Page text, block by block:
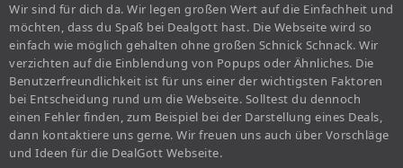
Wir sind für dich da. Wir legen großen Wert auf die Einfachheit und
möchten, dass du Spaß bei Dealgott hast. Die Webseite wird so
einfach wie möglich gehalten ohne großen Schnick Schnack. Wir
verzichten auf die Einblendung von Popups oder Ähnliches. Die
Benutzerfreundlichkeit ist für uns einer der wichtigsten Faktoren
bei Entscheidung rund um die Webseite. Solltest du dennoch
einen Fehler finden, zum Beispiel bei der Darstellung eines Deals,
dann kontaktiere uns gerne. Wir freuen uns auch über Vorschläge
und Ideen für die DealGott Webseite.